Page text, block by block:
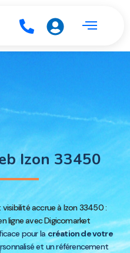
Izon 33450
accrue à Izon 33450 :
ligne avec Digicomarket
pour lacréation de votre
et un référencement